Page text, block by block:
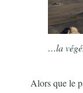
…la
Alors que le